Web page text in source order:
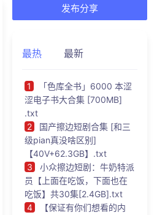
发布分享
最热 最新
1
「色库全书」6000 本涩
涩电子书大合集 [700MB]
.txt
2
国产擦边短剧合集 [和三
级pian真没啥区别]
【40V+62.3GB】.txt
3
小众擦边短剧：牛奶特派
员【上面在吃饭，下面也在
吃饭】共30集[2.4GB].txt
4
【保证有你们想看的内